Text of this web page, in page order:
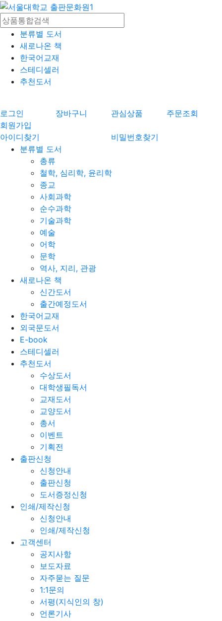
분류별 도서
새로나온 책
한국어교재
스테디셀러
추천도서
로그인 장바구니 관심상품
주문조회
회원가입
아이디찾기
비밀번호찾기
분류별 도서
총류
철학, 심리학, 윤리학
종교
사회과학
순수과학
기술과학
예술
어학
문학
역사, 지리, 관광
새로나온 책
신간도서
출간예정도서
한국어교재
외국문도서
E-book
스테디셀러
추천도서
수상도서
대학생필독서
교재도서
교양도서
총서
이벤트
기획전
출판신청
신청안내
출판신청
도서증정신청
인쇄/제작신청
신청안내
인쇄/제작신청
고객센터
공지사항
보도자료
자주묻는 질문
1:1문의
서평(지식인의 창)
언론기사